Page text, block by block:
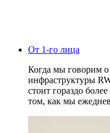
От 1-го лица
Когда мы говорим о
инфраструктуры
стоит гораздо
том, как мы